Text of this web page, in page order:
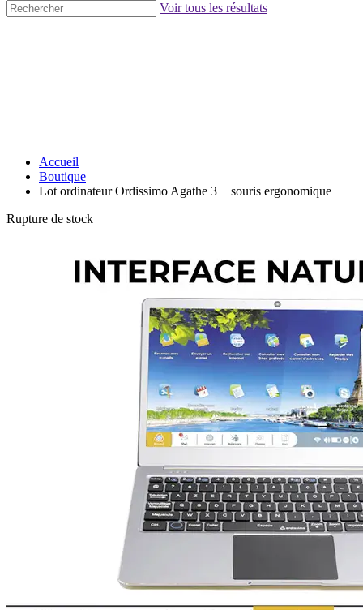
Voir tous les résultats
Accueil
Boutique
Lot ordinateur Ordissimo Agathe 3 + souris ergonomique
Rupture de stock